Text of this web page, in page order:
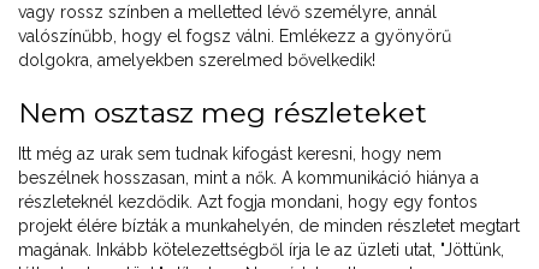
vagy rossz színben a melletted lévő személyre, annál
valószínűbb, hogy el fogsz válni. Emlékezz a gyönyörű
dolgokra, amelyekben szerelmed bővelkedik!
Nem osztasz meg részleteket
Itt még az urak sem tudnak kifogást keresni, hogy nem
beszélnek hosszasan, mint a nők. A kommunikáció hiánya a
részleteknél kezdődik. Azt fogja mondani, hogy egy fontos
projekt élére bízták a munkahelyén, de minden részletet megtart
magának. Inkább kötelezettségből írja le az üzleti utat, "Jöttünk,